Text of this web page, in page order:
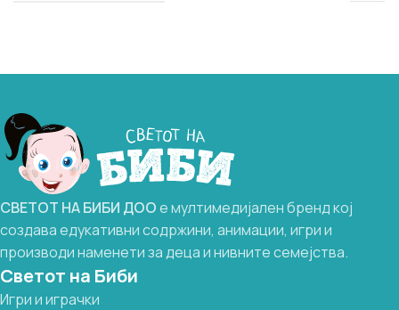
СВЕТОТ НАБИБИ ДООе мултимедијален бренд кој
создава едукативни содржини, анимации, игри и
производи наменети за деца и нивните семејства.
Светот на Биби
Игри и играчки